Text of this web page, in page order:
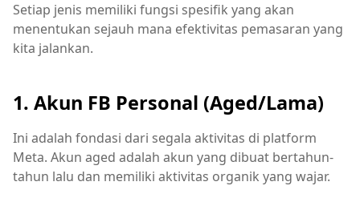
Setiap jenis memiliki fungsi spesifik yang akan
menentukan sejauh mana efektivitas pemasaran yang
kita jalankan.
1. Akun FB Personal (Aged/Lama)
Ini adalah fondasi dari segala aktivitas di platform
Meta. Akun aged adalah akun yang dibuat bertahun-
tahun lalu dan memiliki aktivitas organik yang wajar.